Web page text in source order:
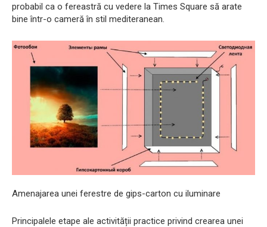
probabil ca o fereastră cu vedere la Times Square să arate
bine într-o cameră în stil mediteranean.
Amenajarea unei ferestre de gips-carton cu iluminare
Principalele etape ale activității practice privind crearea unei